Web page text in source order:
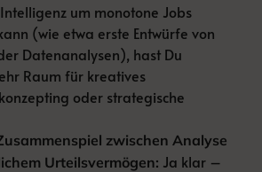
um monotone Jobs
(wie etwa erste Entwürfe von
Datenanalysen), hast Du
Raum für kreatives
oder strategische
zwischen Analyse
Urteilsvermögen: Ja klar –